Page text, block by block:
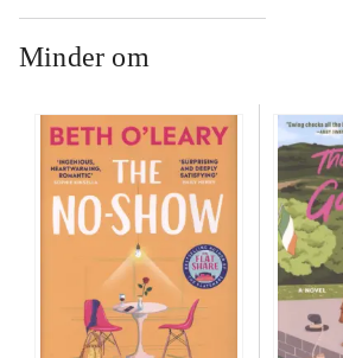
Minder om